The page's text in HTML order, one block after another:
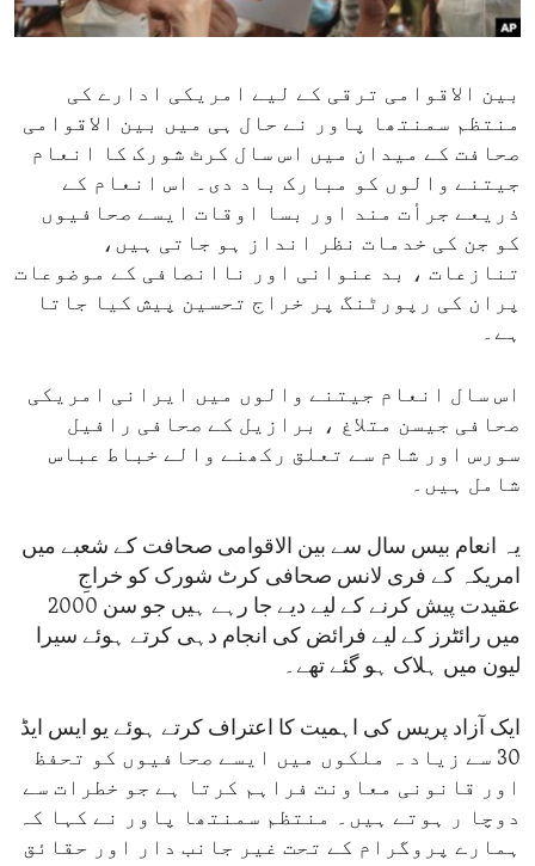
ENVIRONMENT AND HEALTH
بین الاقوامی ترقی کے لیے امریکی ادارے کی
منتظم سمنتھا پاور نے حال ہی میں بین الاقوامی
صحافت کے میدان میں اس سال کرٹ شورک کا انعام
جیتنے والوں کو مبارک باد دی۔ اس انعام کے
ذریعے جرأت مند اور بسا اوقات ایسے صحافیوں
کو جن کی خدمات نظر انداز ہو جاتی ہیں،
تنازعات ، بد عنوانی اور ناانصافی کے موضوعات
پران کی رپورٹنگ پر خراج تحسین پیش کیا جاتا
ہے۔
اس سال انعام جیتنے والوں میں ایرانی امریکی
صحافی جیسن متلاغ ، برازیل کے صحافی رافیل
سورس اور شام سے تعلق رکھنے والے خباط عباس
شامل ہیں۔
یہ انعام بیس سال سے بین الاقوامی صحافت کے شعبے میں
امریکہ کے فری لانس صحافی کرٹ شورک کو خراجِ
عقیدت پیش کرنے کے لیے دیے جا رہے ہیں جو سن 2000
میں رائٹرز کے لیے فرائض کی انجام دہی کرتے ہوئے سیرا
لیون میں ہلاک ہو گئے تھے۔
ایک آزاد پریس کی اہمیت کا اعتراف کرتے ہوئے یو ایس ایڈ
30 سے زیاد ہ ملکوں میں ایسے صحافیوں کو تحفظ
اور قانونی معاونت فراہم کرتا ہے جو خطرات سے
دوچا ر ہوتے ہیں۔ منتظم سمنتھا پاور نے کہا کہ
ہمارے پروگرام کے تحت غیر جانب دار اور حقائق